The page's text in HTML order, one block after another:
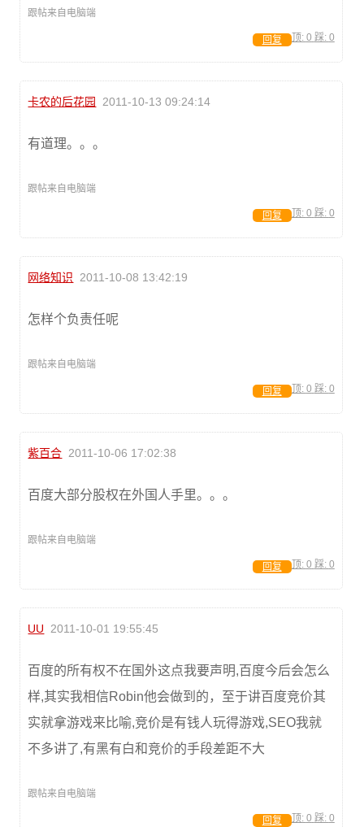
跟帖来自电脑端
顶: 0 踩: 0
回复
卡农的后花园 2011-10-13 09:24:14
有道理。。。
跟帖来自电脑端
顶: 0 踩: 0
回复
网络知识 2011-10-08 13:42:19
怎样个负责任呢
跟帖来自电脑端
顶: 0 踩: 0
回复
紫百合 2011-10-06 17:02:38
百度大部分股权在外国人手里。。。
跟帖来自电脑端
顶: 0 踩: 0
回复
UU 2011-10-01 19:55:45
百度的所有权不在国外这点我要声明,百度今后会怎么
样,其实我相信Robin他会做到的，至于讲百度竞价其
实就拿游戏来比喻,竞价是有钱人玩得游戏,SEO我就
不多讲了,有黑有白和竞价的手段差距不大
跟帖来自电脑端
顶: 0 踩: 0
回复